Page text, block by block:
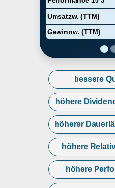
Umsatzw. (TTM)
Gewinnw. (TTM)
bessere
höhere
höherer
höhere
höhere